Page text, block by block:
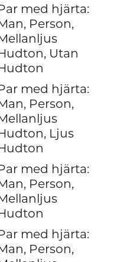
med hjärta:
Person,
Utan
med hjärta:
Person,
Ljus
med hjärta:
Person,
med hjärta:
Person,